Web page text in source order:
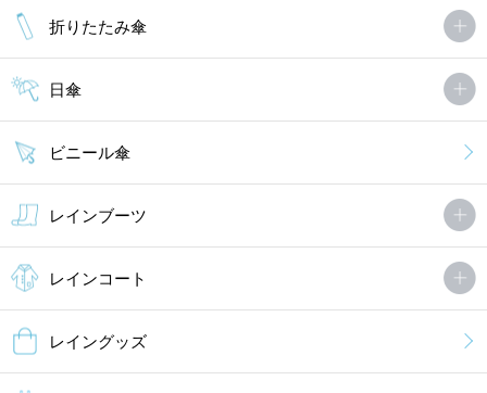
折りたたみ傘
日傘
ビニール傘
レインブーツ
レインコート
レイングッズ